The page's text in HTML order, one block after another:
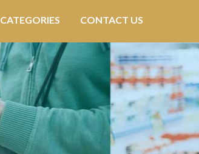
CATEGORIES CONTACT US